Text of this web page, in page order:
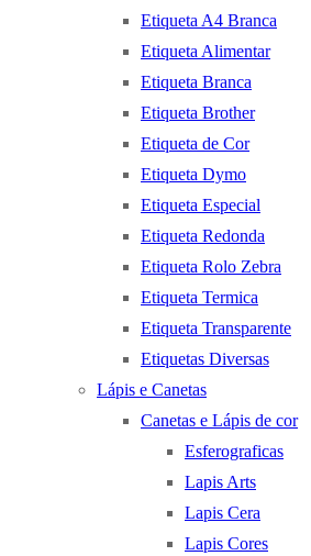
Etiqueta A4 Branca
Etiqueta Alimentar
Etiqueta Branca
Etiqueta Brother
Etiqueta de Cor
Etiqueta Dymo
Etiqueta Especial
Etiqueta Redonda
Etiqueta Rolo Zebra
Etiqueta Termica
Etiqueta Transparente
Etiquetas Diversas
Lápis e Canetas
Canetas e Lápis de cor
Esferograficas
Lapis Arts
Lapis Cera
Lapis Cores